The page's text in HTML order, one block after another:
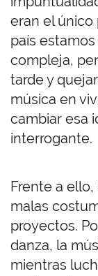
eran el único
país
compleja,
tarde y
música en
cambiar esa
interrogante.
Frente a ello,
malas
proyectos.
danza, la
mientras